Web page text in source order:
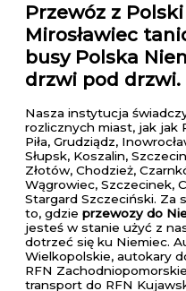
Przewóz z
Mirosławiec
busy Polska
drzwi pod drzwi.
Nasza instytucja
rozlicznych miast, jak jak
Piła, Grudziądz,
Słupsk, Koszalin,
Złotów, Chodzież,
Wągrowiec, Szczecinek,
Stargard Szczeciński. Za
to, gdzie przewozy do
jesteś w stanie użyć z
dotrzeć się ku Niemiec.
Wielkopolskie, autokary
RFN
transport do RFN